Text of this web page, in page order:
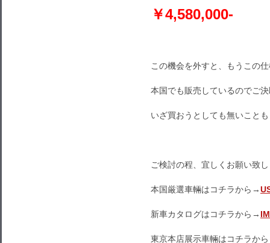
￥4,580,000-
この機会を外すと、もうこの
本国でも販売しているのでご
いざ買おうとしても無いことも
ご検討の程、宜しくお願い致
本国厳選車輛はコチラから→
新車カタログはコチラから→
東京本店展示車輛はコチラか